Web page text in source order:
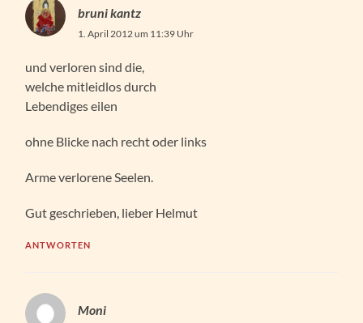
bruni kantz
1. April 2012 um 11:39 Uhr
und verloren sind die,
welche mitleidlos durch
Lebendiges eilen
ohne Blicke nach recht oder links
Arme verlorene Seelen.
Gut geschrieben, lieber Helmut
ANTWORTEN
Moni